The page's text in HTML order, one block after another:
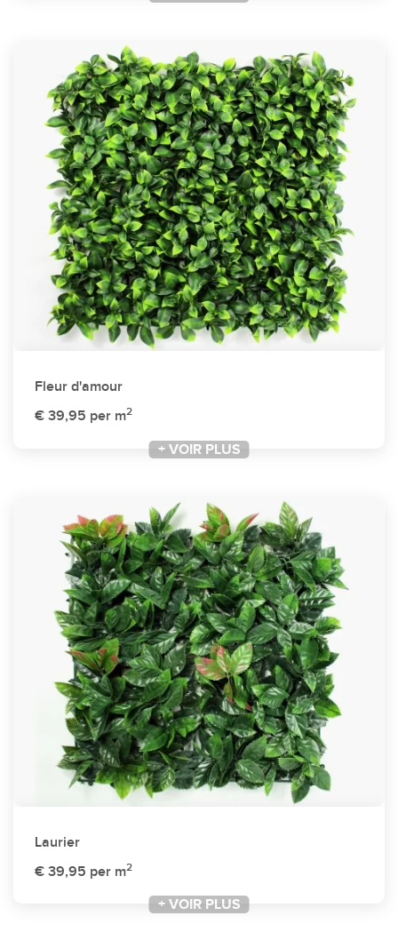
Fleur d'amour
€ 39,95 per m2
+ VOIR PLUS
Laurier
€ 39,95 per m2
+ VOIR PLUS